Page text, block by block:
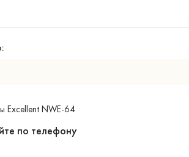
Excellent NWE-64
по телефону